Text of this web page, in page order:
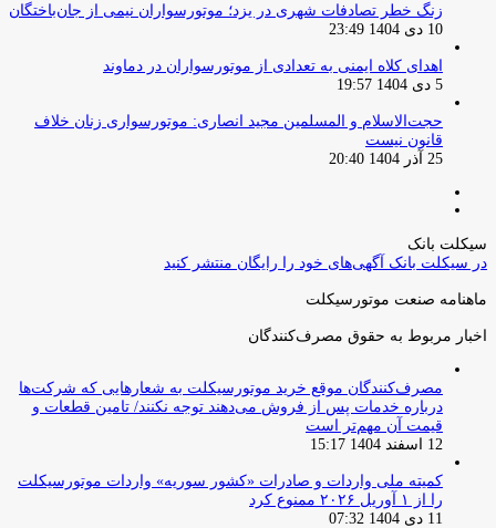
زنگ خطر تصادفات شهری در یزد؛ موتورسواران نیمی از جان‌باختگان
10 دی 1404 23:49
اهدای کلاه ایمنی به تعدادی از موتورسواران در دماوند
5 دی 1404 19:57
حجت‌الاسلام و المسلمین مجید انصاری: موتورسواری زنان خلاف
قانون نیست
25 آذر 1404 20:40
سیکلت بانک
در سیکلت بانک آگهی‌های خود را رایگان منتشر کنید
ماهنامه صنعت موتورسیکلت
اخبار مربوط به حقوق مصرف‌کنندگان
مصرف‌کنندگان موقع خرید موتورسیکلت به شعارهایی که شرکت‌ها
درباره خدمات پس از فروش می‌دهند توجه نکنند/ تامین قطعات و
قیمت آن مهم‌تر است
12 اسفند 1404 15:17
کمیته ملی واردات و صادرات «کشور سوریه» واردات موتورسیکلت
را از ۱ آوریل ۲۰۲۶ ممنوع کرد
11 دی 1404 07:32